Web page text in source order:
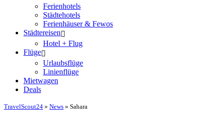
Ferienhotels
Städtehotels
Ferienhäuser & Fewos
Städtereisen
Hotel + Flug
Flüge
Urlaubsflüge
Linienflüge
Mietwagen
Deals
TravelScout24 » News » Sahara